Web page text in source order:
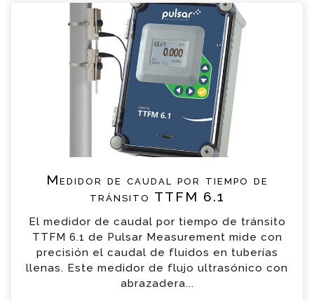
Medidor de caudal por tiempo de
tránsito TTFM 6.1
El medidor de caudal por tiempo de tránsito
TTFM 6.1 de Pulsar Measurement mide con
precisión el caudal de fluidos en tuberías
llenas. Este medidor de flujo ultrasónico con
abrazadera...
Medidor de caudal por tiempo de tránsito
TTFM 6.1 Consulta
Por favor completa el formulario, un miembro
de nuestro equipo contactara contigo en
breve
Teléfono
*
Empresa
*
Mensaje
*